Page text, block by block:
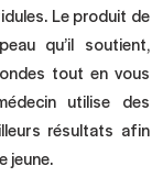
Le produit de
qu’il soutient,
tout en vous
utilise des
résultats afin
jeune.